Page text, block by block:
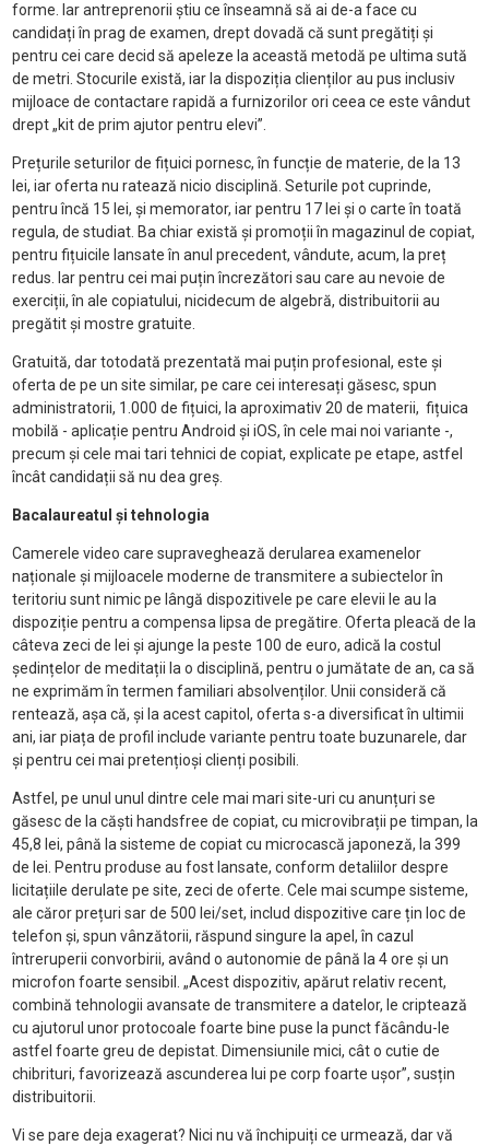
forme. Iar antreprenorii știu ce înseamnă să ai de-a face cu
candidați în prag de examen, drept dovadă că sunt pregătiți și
pentru cei care decid să apeleze la această metodă pe ultima sută
de metri. Stocurile există, iar la dispoziția clienților au pus inclusiv
mijloace de contactare rapidă a furnizorilor ori ceea ce este vândut
drept „kit de prim ajutor pentru elevi”.
Prețurile seturilor de fițuici pornesc, în funcție de materie, de la 13
lei, iar oferta nu ratează nicio disciplină. Seturile pot cuprinde,
pentru încă 15 lei, și memorator, iar pentru 17 lei și o carte în toată
regula, de studiat. Ba chiar există și promoții în magazinul de copiat,
pentru fițuicile lansate în anul precedent, vândute, acum, la preț
redus. Iar pentru cei mai puțin încrezători sau care au nevoie de
exerciții, în ale copiatului, nicidecum de algebră, distribuitorii au
pregătit și mostre gratuite.
Gratuită, dar totodată prezentată mai puțin profesional, este și
oferta de pe un site similar, pe care cei interesați găsesc, spun
administratorii, 1.000 de fițuici, la aproximativ 20 de materii, fițuica
mobilă - aplicație pentru Android și iOS, în cele mai noi variante -,
precum și cele mai tari tehnici de copiat, explicate pe etape, astfel
încât candidații să nu dea greș.
Bacalaureatul și tehnologia
Camerele video care supraveghează derularea examenelor
naționale și mijloacele moderne de transmitere a subiectelor în
teritoriu sunt nimic pe lângă dispozitivele pe care elevii le au la
dispoziție pentru a compensa lipsa de pregătire. Oferta pleacă de la
câteva zeci de lei și ajunge la peste 100 de euro, adică la costul
ședințelor de meditații la o disciplină, pentru o jumătate de an, ca să
ne exprimăm în termen familiari absolvenților. Unii consideră că
rentează, așa că, și la acest capitol, oferta s-a diversificat în ultimii
ani, iar piața de profil include variante pentru toate buzunarele, dar
și pentru cei mai pretențioși clienți posibili.
Astfel, pe unul unul dintre cele mai mari site-uri cu anunțuri se
găsesc de la căști handsfree de copiat, cu microvibrații pe timpan, la
45,8 lei, până la sisteme de copiat cu microcască japoneză, la 399
de lei. Pentru produse au fost lansate, conform detaliilor despre
licitațiile derulate pe site, zeci de oferte. Cele mai scumpe sisteme,
ale căror prețuri sar de 500 lei/set, includ dispozitive care țin loc de
telefon și, spun vânzătorii, răspund singure la apel, în cazul
întreruperii convorbirii, având o autonomie de până la 4 ore și un
microfon foarte sensibil. „Acest dispozitiv, apărut relativ recent,
combină tehnologii avansate de transmitere a datelor, le criptează
cu ajutorul unor protocoale foarte bine puse la punct făcându-le
astfel foarte greu de depistat. Dimensiunile mici, cât o cutie de
chibrituri, favorizează ascunderea lui pe corp foarte ușor”, susțin
distribuitorii.
Vi se pare deja exagerat? Nici nu vă închipuiți ce urmează, dar vă